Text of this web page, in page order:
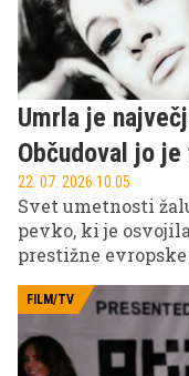
Umrla je
Občudoval jo
22. 07. 2026 10.05
Svet umetnosti
pevko, ki je
prestižne
kulturni
FILM/TV